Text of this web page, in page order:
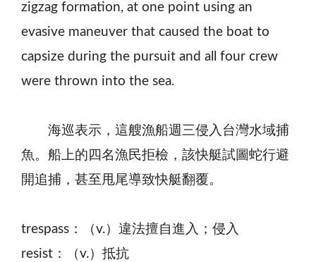
zigzag formation, at one point using an
evasive maneuver that caused the boat to
capsize during the pursuit and all four crew
were thrown into the sea.
海巡表示，這艘漁船週三侵入台灣水域捕
魚。船上的四名漁民拒檢，該快艇試圖蛇行避
開追捕，甚至甩尾導致快艇翻覆。
trespass：（v.）違法擅自進入；侵入
resist：（v.）抵抗